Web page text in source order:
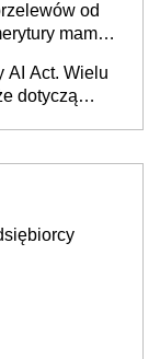
od
mamy
AI Act. Wielu
dotyczą